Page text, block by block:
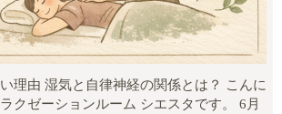
理由 湿気と自律神経の関係とは？ こんに
クゼーションルーム シエスタです。 6月